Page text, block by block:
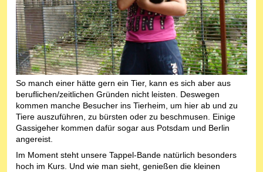
So manch einer hätte gern ein Tier, kann es sich aber aus
beruflichen/zeitlichen Gründen nicht leisten. Deswegen
kommen manche Besucher ins Tierheim, um hier ab und zu
Tiere auszuführen, zu bürsten oder zu beschmusen. Einige
Gassigeher kommen dafür sogar aus Potsdam und Berlin
angereist.
Im Moment steht unsere Tappel-Bande natürlich besonders
hoch im Kurs. Und wie man sieht, genießen die kleinen